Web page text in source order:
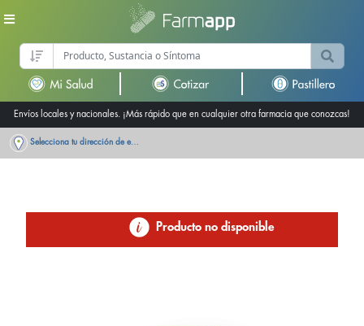
Envíos locales y nacionales. ¡Más rápido que en cualquier otra farmacia que conozcas!
Selecciona tu dirección de entrega
Producto no disponible